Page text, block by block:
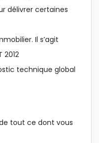
délivrer certaines
Il s’agit
technique global
tout ce dont vous